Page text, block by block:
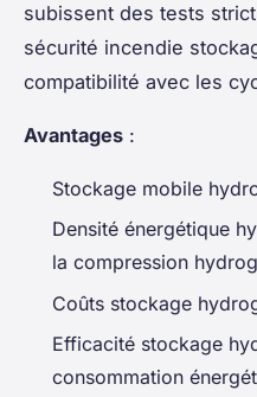
subissent des tests
sécurité incendie
compatibilité avec les
Avantages :
Stockage mobile
Densité énergétique
la compression
Coûts stockage
Efficacité stockage
consommation